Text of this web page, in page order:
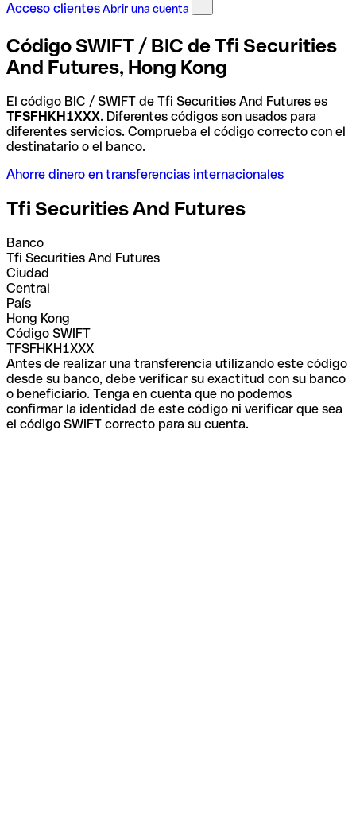
Acceso clientesAbrir una cuenta
Código SWIFT / BIC de Tfi Securities
And Futures, Hong Kong
El código BIC / SWIFT de Tfi Securities And Futures es
TFSFHKH1XXX. Diferentes códigos son usados para
diferentes servicios. Comprueba el código correcto con el
destinatario o el banco.
Ahorre dinero en transferencias internacionales
Tfi Securities And Futures
Banco
Tfi Securities And Futures
Ciudad
Central
País
Hong Kong
Código SWIFT
TFSFHKH1XXX
Antes de realizar una transferencia utilizando este código
desde su banco, debe verificar su exactitud con su banco
o beneficiario. Tenga en cuenta que no podemos
confirmar la identidad de este código ni verificar que sea
el código SWIFT correcto para su cuenta.